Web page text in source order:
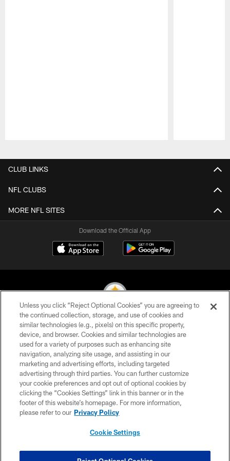
CLUB LINKS
NFL CLUBS
MORE NFL SITES
Download the Official App
© 2026 Pittsburgh Steelers. All Rights Reserved
PRIVACY POLICY
TERMS OF USE
ACCESSIBILITY
CONTACT US
SITE MAP
Unless you click “Reject Optional Cookies” you are agreeing to
the continued collection, storage, and use of cookies and
similar technologies (e.g., pixels) on this specific property,
device, and browser. Cookies and similar technologies are
used for a variety of purposes such as enhancing site
navigation, analyzing site usage, and assisting in our
marketing and advertising efforts, including targeted
advertising through third parties. You can further customize
your cookie preferences and opt out of optional cookies by
clicking the “Cookies Settings” link in this banner or in the
footer of this website’s homepage. For more information,
please refer to our Privacy Policy
Cookie Settings